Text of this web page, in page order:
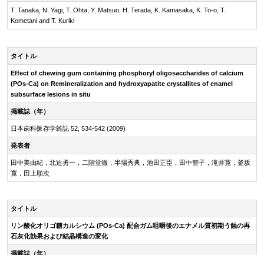
T. Tanaka, N. Yagi, T. Ohta, Y. Matsuo, H. Terada, K. Kamasaka, K. To-o, T.
Kometani and T. Kuriki
タイトル
Effect of chewing gum containing phosphoryl oligosaccharides of calcium
(POs-Ca) on Remineralization and hydroxyapatite crystallites of enamel
subsurface lesions in situ
掲載誌（年）
日本歯科保存学雑誌 52, 534-542 (2009)
発表者
田中美由紀，北迫勇一，二階堂徹，半場秀典，池田正臣，田中智子，滝井寛，釜坂
寛，田上順次
タイトル
リン酸化オリゴ糖カルシウム (POs-Ca) 配合ガム咀嚼後のエナメル質初期う蝕の再
石灰化効果および結晶構造の変化
掲載誌（年）